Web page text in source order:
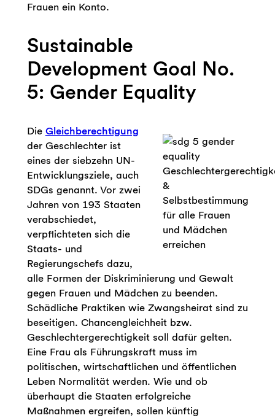
Frauen ein Konto.
Sustainable
Development Goal No.
5: Gender Equality
&
Selbstbestimmung
für alle Frauen
und Mädchen
erreichen
Die Gleichberechtigung
der Geschlechter ist
eines der siebzehn UN-
Entwicklungsziele, auch
SDGs genannt. Vor zwei
Jahren von 193 Staaten
verabschiedet,
verpflichteten sich die
Staats- und
Regierungschefs dazu,
alle Formen der Diskriminierung und Gewalt
gegen Frauen und Mädchen zu beenden.
Schädliche Praktiken wie Zwangsheirat sind zu
beseitigen. Chancengleichheit bzw.
Geschlechtergerechtigkeit soll dafür gelten.
Eine Frau als Führungskraft muss im
politischen, wirtschaftlichen und öffentlichen
Leben Normalität werden. Wie und ob
überhaupt die Staaten erfolgreiche
Maßnahmen ergreifen, sollen künftig